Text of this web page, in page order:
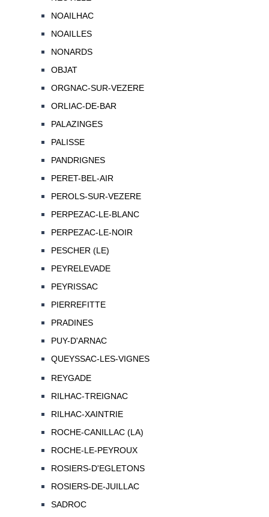
NOAILHAC
NOAILLES
NONARDS
OBJAT
ORGNAC-SUR-VEZERE
ORLIAC-DE-BAR
PALAZINGES
PALISSE
PANDRIGNES
PERET-BEL-AIR
PEROLS-SUR-VEZERE
PERPEZAC-LE-BLANC
PERPEZAC-LE-NOIR
PESCHER (LE)
PEYRELEVADE
PEYRISSAC
PIERREFITTE
PRADINES
PUY-D'ARNAC
QUEYSSAC-LES-VIGNES
REYGADE
RILHAC-TREIGNAC
RILHAC-XAINTRIE
ROCHE-CANILLAC (LA)
ROCHE-LE-PEYROUX
ROSIERS-D'EGLETONS
ROSIERS-DE-JUILLAC
SADROC